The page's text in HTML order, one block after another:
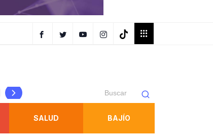
OBTIENE FISCALÍA UNA SENTENCIA CONTRA
SALUD BAJÍO